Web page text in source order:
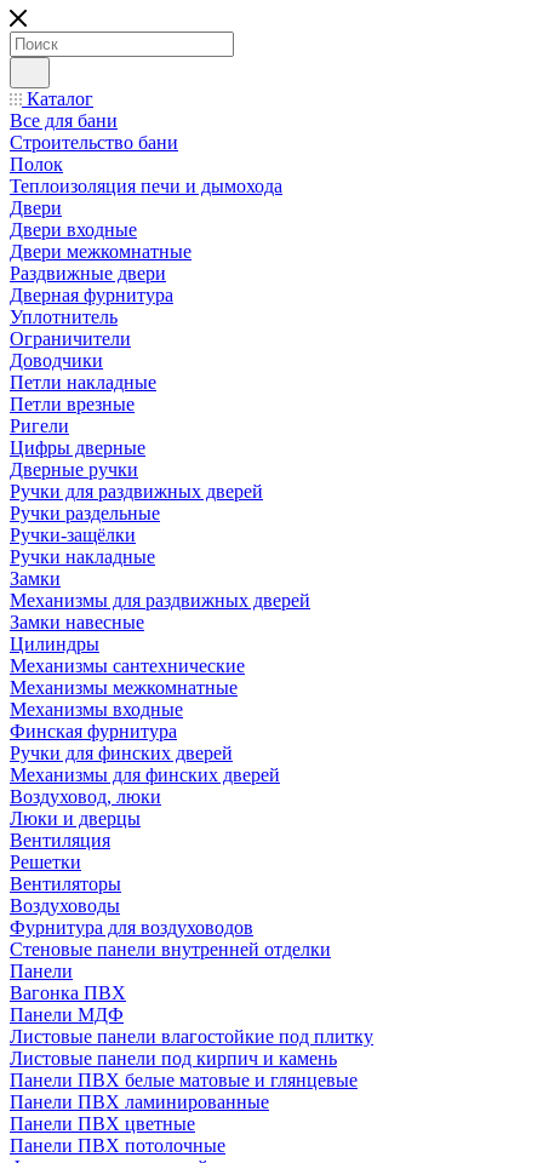
Каталог
Все для бани
Строительство бани
Полок
Теплоизоляция печи и дымохода
Двери
Двери входные
Двери межкомнатные
Раздвижные двери
Дверная фурнитура
Уплотнитель
Ограничители
Доводчики
Петли накладные
Петли врезные
Ригели
Цифры дверные
Дверные ручки
Ручки для раздвижных дверей
Ручки раздельные
Ручки-защёлки
Ручки накладные
Замки
Механизмы для раздвижных дверей
Замки навесные
Цилиндры
Механизмы сантехнические
Механизмы межкомнатные
Механизмы входные
Финская фурнитура
Ручки для финских дверей
Механизмы для финских дверей
Воздуховод, люки
Люки и дверцы
Вентиляция
Решетки
Вентиляторы
Воздуховоды
Фурнитура для воздуховодов
Стеновые панели внутренней отделки
Панели
Вагонка ПВХ
Панели МДФ
Листовые панели влагостойкие под плитку
Листовые панели под кирпич и камень
Панели ПВХ белые матовые и глянцевые
Панели ПВХ ламинированные
Панели ПВХ цветные
Панели ПВХ потолочные